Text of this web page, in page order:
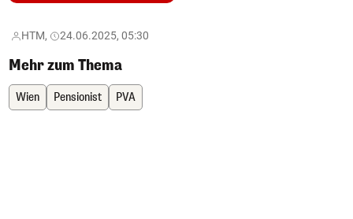
HTM, 24.06.2025, 05:30
Mehr zum Thema
Wien Pensionist PVA